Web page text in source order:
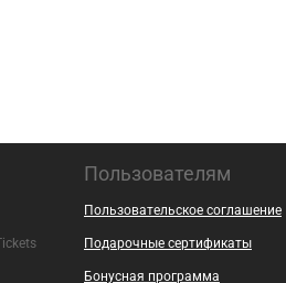
Пользователям
Пользовательское соглашение
Подарочные сертификаты
Бонусная программа